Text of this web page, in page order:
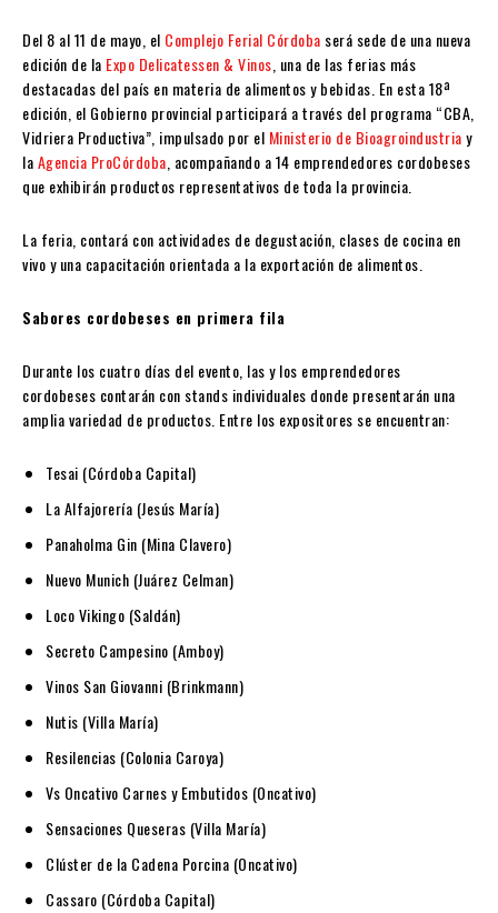
Del 8 al 11 de mayo, el Complejo Ferial Córdoba será sede de una nueva
edición de la Expo Delicatessen & Vinos, una de las ferias más
destacadas del país en materia de alimentos y bebidas. En esta 18ª
edición, el Gobierno provincial participará a través del programa “CBA,
Vidriera Productiva”, impulsado por el Ministerio de Bioagroindustriay
laAgencia ProCórdoba, acompañando a 14 emprendedores cordobeses
que exhibirán productos representativos de toda la provincia.
La feria, contará con actividades de degustación, clases de cocina en
vivo y una capacitación orientada a la exportación de alimentos.
Sabores cordobeses en primera fila
Durante los cuatro días del evento, las y los emprendedores
cordobeses contarán con stands individuales donde presentarán una
amplia variedad de productos. Entre los expositores se encuentran:
Tesai (Córdoba Capital)
La Alfajorería (Jesús María)
Panaholma Gin (Mina Clavero)
Nuevo Munich (Juárez Celman)
Loco Vikingo (Saldán)
Secreto Campesino (Amboy)
Vinos San Giovanni (Brinkmann)
Nutis (Villa María)
Resilencias (Colonia Caroya)
Vs Oncativo Carnes y Embutidos (Oncativo)
Sensaciones Queseras (Villa María)
Clúster de la Cadena Porcina (Oncativo)
Cassaro (Córdoba Capital)